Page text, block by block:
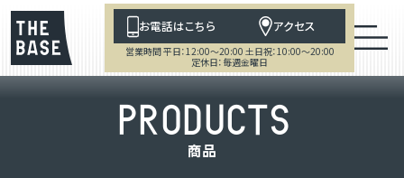
お電話はこちら アクセス
営業時間 平日：12:00～20:00 土日祝：10:00～20:00
定休日：毎週金曜日
PRODUCTS
商品